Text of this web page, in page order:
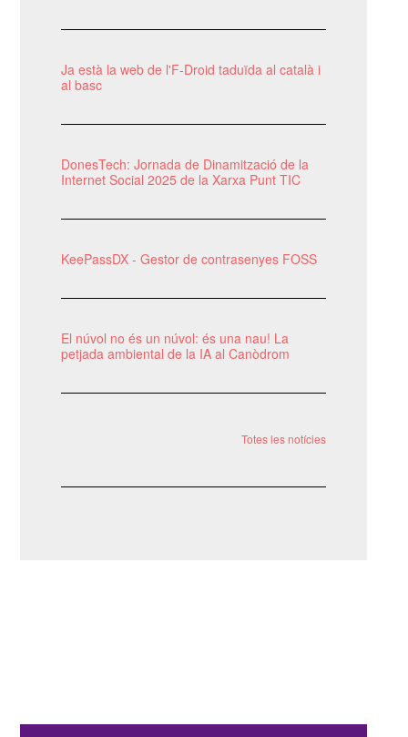
Ja està la web de l'F-Droid taduïda al català i
al basc
DonesTech: Jornada de Dinamització de la
Internet Social 2025 de la Xarxa Punt TIC
KeePassDX - Gestor de contrasenyes FOSS
El núvol no és un núvol: és una nau! La
petjada ambiental de la IA al Canòdrom
Totes les notícies